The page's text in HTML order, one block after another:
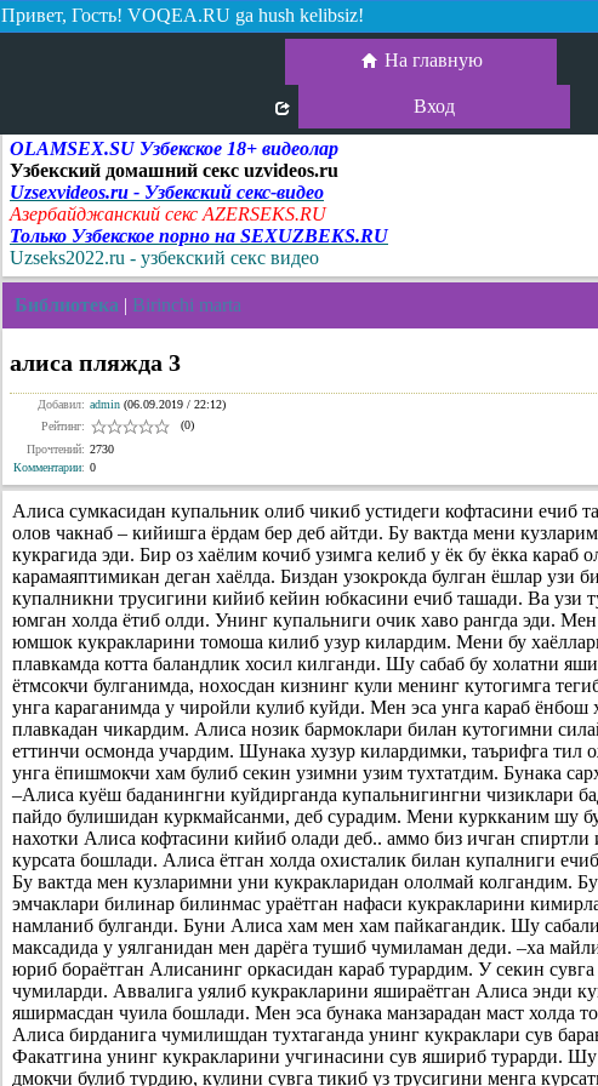
Привет, Гость! VOQEA.RU ga hush kelibsiz!
На главную
Вход
OLAMSEX.SU Узбекское 18+ видеолар
Узбекский домашний секс uzvideos.ru
Uzsexvideos.ru - Узбекский секс-видео
Азербайджанский секс AZERSEKS.RU
Только Узбекское порно на SEXUZBEKS.RU
Uzseks2022.ru - узбекский секс видео
Библиотека | Birinchi marta
алиса пляжда 3
Добавил: admin (06.09.2019 / 22:12)
Рейтинг:
(0)
Прочтений: 2730
Комментарии: 0
Алиса сумкасидан купальник олиб чикиб устидеги кофтасини ечиб
олов чакнаб – кийишга ёрдам бер деб айтди. Бу вактда мени
кукрагида эди. Бир оз хаёлим кочиб узимга келиб у ёк бу ёкка караб
карамаяптимикан деган хаёлда. Биздан узокрокда булган ёшлар узи
купалникни трусигини кийиб кейин юбкасини ечиб ташади. Ва узи
юмган холда ётиб олди. Унинг купальниги очик хаво рангда эди.
юмшок кукракларини томоша килиб узур килардим. Мени бу
плавкамда котта баландлик хосил килганди. Шу сабаб бу холатни
ётмсокчи булганимда, нохосдан кизнинг кули менинг кутогимга
унга караганимда у чиройли кулиб куйди. Мен эса унга караб ёнбош
плавкадан чикардим. Алиса нозик бармоклари билан кутогимни
еттинчи осмонда учардим. Шунака хузур килардимки, таърифга тил
унга ёпишмокчи хам булиб секин узимни узим тухтатдим. Бунака
–Алиса куёш баданингни куйдирганда купальнигингни чизиклари
пайдо булишидан куркмайсанми, деб сурадим. Мени куркканим шу
нахотки Алиса кофтасини кийиб олади деб.. аммо биз ичган спиртли
курсата бошлади. Алиса ётган холда охисталик билан купалниги
Бу вактда мен кузларимни уни кукракларидан ололмай колгандим.
эмчаклари билинар билинмас ураётган нафаси кукракларини
намланиб булганди. Буни Алиса хам мен хам пайкагандик. Шу
максадида у уялганидан мен дарёга тушиб чумиламан деди. –ха
юриб бораётган Алисанинг оркасидан караб турардим. У секин
чумиларди. Аввалига уялиб кукракларини яшираётган Алиса энди
яширмасдан чуила бошлади. Мен эса бунака манзарадан маст холда
Алиса бирданига чумилишдан тухтаганда унинг кукраклари сув
Факатгина унинг кукракларини учгинасини сув яшириб турарди.
дмокчи булиб турдию, кулини сувга тикиб уз трусигини менга